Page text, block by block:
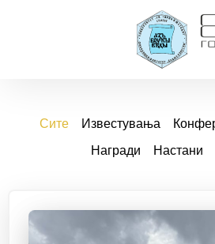
Известувања
Награди
Настани
Сите